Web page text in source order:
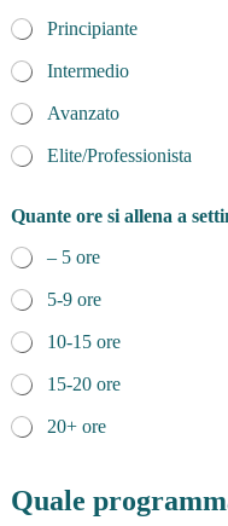
Principiante
Intermedio
Avanzato
Elite/Professionista
i
v
e
l
l
o
P
r
v
y
Quante ore si allena a
– 5 ore
5-9 ore
10-15 ore
15-20 ore
20+ ore
Quale